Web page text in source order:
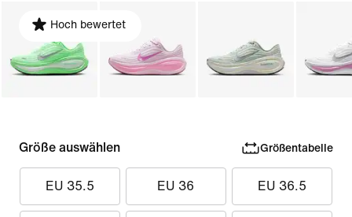
Hoch bewertet
Größe auswählen Größentabelle
EU 35.5 EU 36 EU 36.5